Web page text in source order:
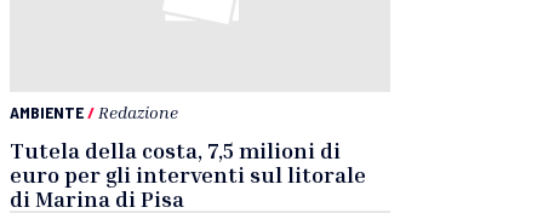
AMBIENTE/ Redazione
Tutela della costa, 7,5 milioni di
euro per gli interventi sul litorale
di Marina di Pisa